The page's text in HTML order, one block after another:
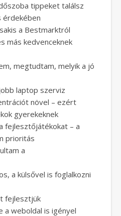
tippeket találsz
érdekében
a Bestmarktról
más kedvenceknek
megtudtam, melyik a jó
laptop szerviz
növel – ezért
gyerekeknek
fejlesztőjátékokat – a
prioritás
a
a külsővel is foglalkozni
fejlesztjük
a weboldal is igényel